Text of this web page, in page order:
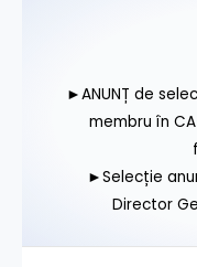
►ANUNȚ de
membru în
►Selecție
Director